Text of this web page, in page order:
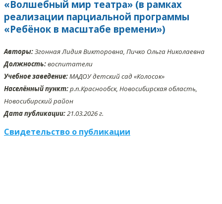
«Волшебный мир театра» (в рамках
реализации парциальной программы
«Ребёнок в масштабе времени»)
Авторы:Згонная Лидия Викторовна, Пичко Ольга Николаевна
Должность:воспитатели
Учебное заведение:МАДОУ детский сад «Колосок»
Населённый пункт:р.п.Краснообск, Новосибирская область,
Новосибирский район
Дата публикации:21.03.2026 г.
Свидетельство о публикации